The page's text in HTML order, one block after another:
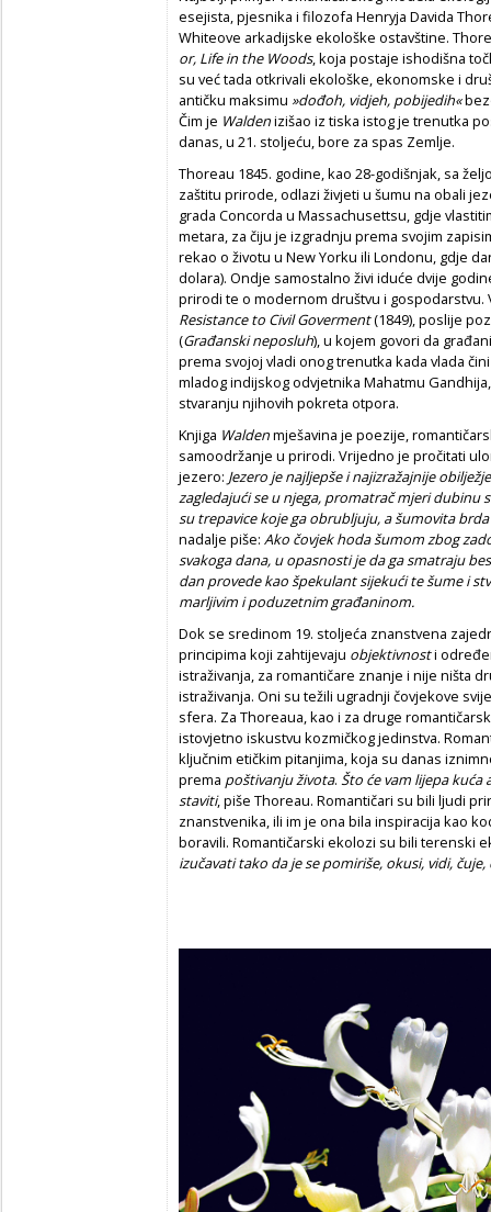
esejista, pjesnika i filozofa Henryja Davida
Whiteove arkadijske ekološke ostavštine.
or, Life in the Woods, koja postaje ishodišna
su već tada otkrivali ekološke, ekonomske i
antičku maksimu »dođoh, vidjeh, pobijedih«
Čim je Waldenizišao iz tiska istog je trenutka
danas, u 21. stoljeću, bore za spas Zemlje.
Thoreau 1845. godine, kao 28-godišnjak, sa
zaštitu prirode, odlazi živjeti u šumu na obali
grada Concorda u Massachusettsu, gdje
metara, za čiju je izgradnju prema svojim
rekao o životu u New Yorku ili Londonu, gdje
dolara). Ondje samostalno živi iduće dvije
prirodi te o modernom društvu i
Resistance to Civil Goverment(1849), poslije
(Građanski neposluh), u kojem govori da
prema svojoj vladi onog trenutka kada vlada
mladog indijskog odvjetnika Mahatmu
stvaranju njihovih pokreta otpora.
Knjiga Waldenmješavina je poezije,
samoodržanje u prirodi. Vrijedno je pročitati
jezero: Jezero je najljepše i najizražajnije
zagledajući se u njega, promatrač mjeri dubinu
su trepavice koje ga obrubljuju, a šumovita
nadalje piše: Ako čovjek hoda šumom zbog
svakoga dana, u opasnosti je da ga smatraju
dan provede kao špekulant sijekući te šume i
marljivim i poduzetnim građaninom.
Dok se sredinom 19. stoljeća znanstvena
principima koji zahtijevaju objektivnosti
istraživanja, za romantičare znanje i nije ništa
istraživanja. Oni su težili ugradnji čovjekove
sfera. Za Thoreaua, kao i za druge
istovjetno iskustvu kozmičkog jedinstva.
ključnim etičkim pitanjima, koja su danas
prema poštivanju života. Što će vam lijepa
staviti, piše Thoreau. Romantičari su bili ljudi
znanstvenika, ili im je ona bila inspiracija kao
boravili. Romantičarski ekolozi su bili terenski
izučavati tako da je se pomiriše, okusi, vidi,